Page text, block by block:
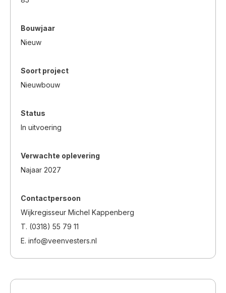
Bouwjaar
Nieuw
Soort project
Nieuwbouw
Status
In uitvoering
Verwachte oplevering
Najaar 2027
Contactpersoon
Wijkregisseur Michel Kappenberg
T. (0318) 55 79 11
E. info@veenvesters.nl